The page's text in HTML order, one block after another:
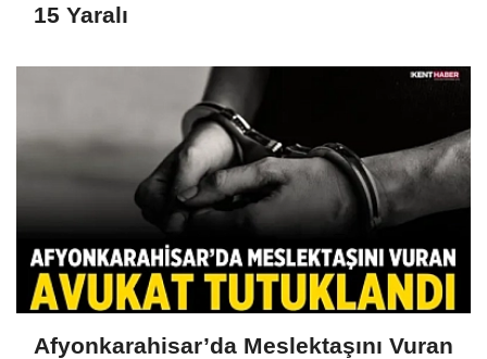
15 Yaralı
Afyonkarahisar’da Meslektaşını Vuran